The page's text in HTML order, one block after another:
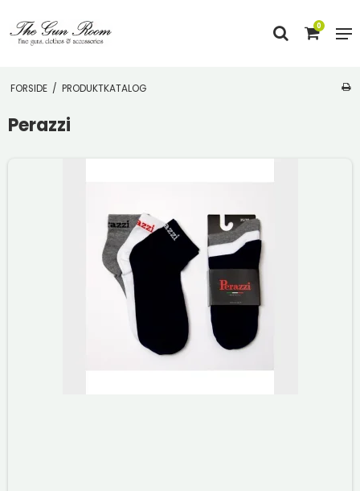
0
FORSIDE / PRODUKTKATALOG
Perazzi